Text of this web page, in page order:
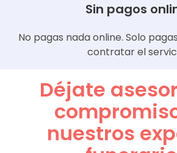
Sin pagos
No pagas nada online. Solo
contratar el
Déjate
nuestros